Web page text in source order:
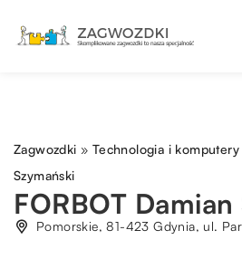
Zagwozdki » Technologia i komputery
Szymański
FORBOT
Pomorskie, 81-423 Gdynia, ul.